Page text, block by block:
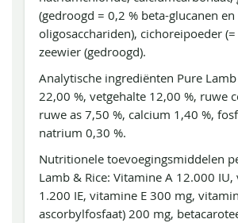
(gedroogd = 0,2 % beta-glucanen
oligosacchariden), cichoreipoeder
zeewier (gedroogd).
Analytische ingrediënten Pure
22,00 %, vetgehalte 12,00 %, ruwe
ruwe as 7,50 %, calcium 1,40 %,
natrium 0,30 %.
Nutritionele toevoegingsmiddelen
Lamb & Rice: Vitamine A 12.000
1.200 IE, vitamine E 300 mg,
ascorbylfosfaat) 200 mg,